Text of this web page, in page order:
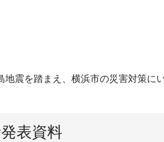
震を踏まえ、横浜市の災害対策に
表資料